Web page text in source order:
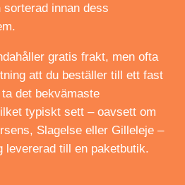
innan dess
gratis frakt, men ofta
att du beställer till ett fast
det bekvämaste
typiskt sett – oavsett om
Slagelse eller Gilleleje –
levererad till en paketbutik.